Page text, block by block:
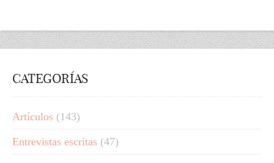
CATEGORÍAS
Artículos (143)
Entrevistas escritas (47)